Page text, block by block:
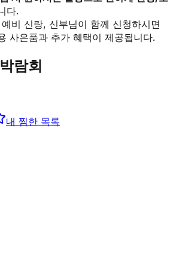
다.
예비 신랑, 신부님이 함께 신청하시면
사은품과 추가 혜택이 제공됩니다.
람회
내 찜한 목록